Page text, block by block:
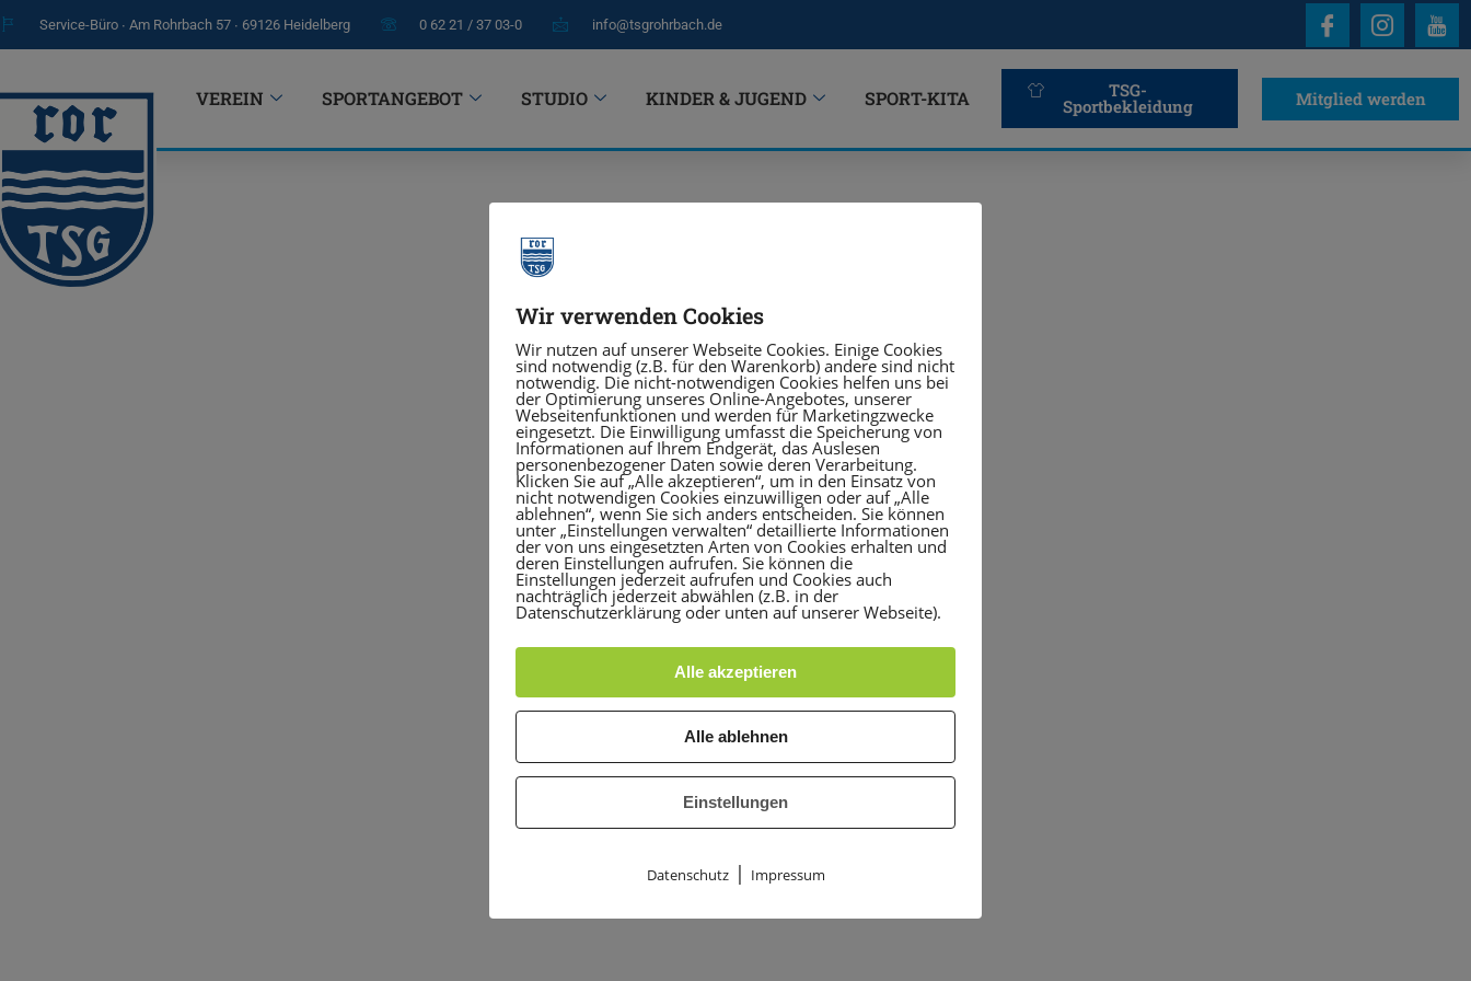
Service-Büro ∙ Am Rohrbach 57 ∙ 69126 Heidelberg 0 62 21 / 37 03-0 info@tsgrohrbach.de
VEREIN SPORTANGEBOT STUDIO KINDER & JUGEND SPORT-KITA TSG-
Sportbekleidung Mitglied werden
Wir verwenden Cookies
Wir nutzen auf unserer Webseite Cookies. Einige Cookies
sind notwendig (z.B. für den Warenkorb) andere sind nicht
notwendig. Die nicht-notwendigen Cookies helfen uns bei
der Optimierung unseres Online-Angebotes, unserer
Webseitenfunktionen und werden für Marketingzwecke
eingesetzt. Die Einwilligung umfasst die Speicherung von
Informationen auf Ihrem Endgerät, das Auslesen
personenbezogener Daten sowie deren Verarbeitung.
Klicken Sie auf „Alle akzeptieren“, um in den Einsatz von
nicht notwendigen Cookies einzuwilligen oder auf „Alle
ablehnen“, wenn Sie sich anders entscheiden. Sie können
unter „Einstellungen verwalten“ detaillierte Informationen
der von uns eingesetzten Arten von Cookies erhalten und
deren Einstellungen aufrufen. Sie können die
Einstellungen jederzeit aufrufen und Cookies auch
nachträglich jederzeit abwählen (z.B. in der
Datenschutzerklärung oder unten auf unserer Webseite).
Alle akzeptieren
Alle ablehnen
Einstellungen
Datenschutz| Impressum